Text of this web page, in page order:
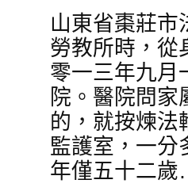
山東省棗莊市
勞教所時，從
零一三年九月
院。醫院問家
的，就按煉法
監護室，一分
年僅五十二